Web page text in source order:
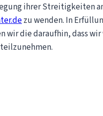
ihrer Streitigkeiten
zu wenden. In
wir die daraufhin, dass